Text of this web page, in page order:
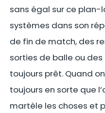
sans égal sur ce plan-
systèmes dans son
de fin de match, des
sorties de balle ou
toujours prêt. Quand
toujours en sorte que
martèle les choses et